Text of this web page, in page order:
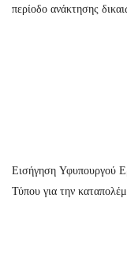
περίοδο ανάκτησης
Εισήγηση Υφυπουργού
Τύπου για την